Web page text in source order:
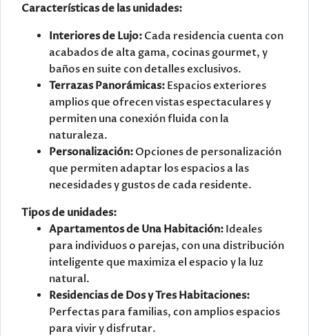
Características de las unidades:
Interiores de Lujo: Cada residencia cuenta con
acabados de alta gama, cocinas gourmet, y
baños en suite con detalles exclusivos.
Terrazas Panorámicas: Espacios exteriores
amplios que ofrecen vistas espectaculares y
permiten una conexión fluida con la
naturaleza.
Personalización: Opciones de personalización
que permiten adaptar los espacios a las
necesidades y gustos de cada residente.
Tipos de unidades:
Apartamentos de Una Habitación: Ideales
para individuos o parejas, con una distribución
inteligente que maximiza el espacio y la luz
natural.
Residencias de Dos y Tres Habitaciones:
Perfectas para familias, con amplios espacios
para vivir y disfrutar.